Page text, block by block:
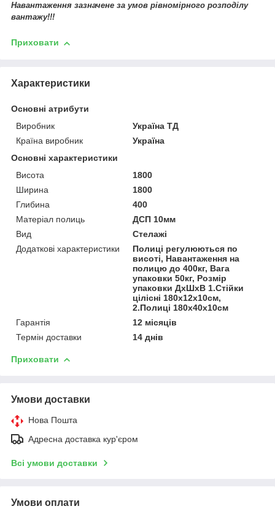
Навантаження зазначене за умов рівномірного розподілу
вантажу!!!
Приховати
Характеристики
Основні атрибути
Виробник
Україна ТД
Країна виробник
Україна
Основні характеристики
Висота
1800
Ширина
1800
Глибина
400
Матеріал полиць
ДСП 10мм
Вид
Стелажі
Додаткові характеристики
Полиці регулюються по
висоті, Навантаження на
полицю до 400кг, Вага
упаковки 50кг, Розмір
упаковки ДхШхВ 1.Стійки
цілісні 180х12х10см,
2.Полиці 180х40х10см
Гарантія
12 місяців
Термін доставки
14 днів
Приховати
Умови доставки
Нова Пошта
Адресна доставка кур'єром
Всі умови доставки
Умови оплати